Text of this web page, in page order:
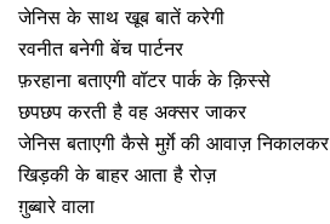
जेनिस के साथ खूब बातें करेगी
रवनीत बनेगी बेंच पार्टनर
फ़रहाना बताएगी वॉटर पार्क के क़िस्से
छपछप करती है वह अक्सर जाकर
जेनिस बताएगी कैसे मुर्ग़े की आवाज़ निकालकर
खिड़की के बाहर आता है रोज़
ग़ुब्बारे वाला